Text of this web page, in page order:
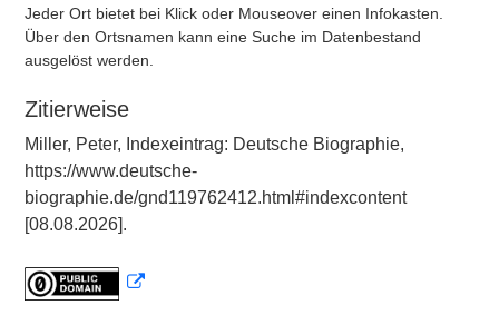
Jeder Ort bietet bei Klick oder Mouseover einen Infokasten.
Über den Ortsnamen kann eine Suche im Datenbestand
ausgelöst werden.
Zitierweise
Miller, Peter, Indexeintrag: Deutsche Biographie,
https://www.deutsche-
biographie.de/gnd119762412.html#indexcontent
[08.08.2026].